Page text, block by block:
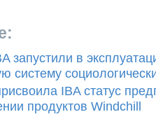
запустили в
систему
IBA статус
продуктов Windchill